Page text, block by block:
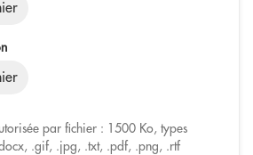
par fichier : 1500 Ko, types
.gif, .jpg, .txt, .pdf, .png, .rtf